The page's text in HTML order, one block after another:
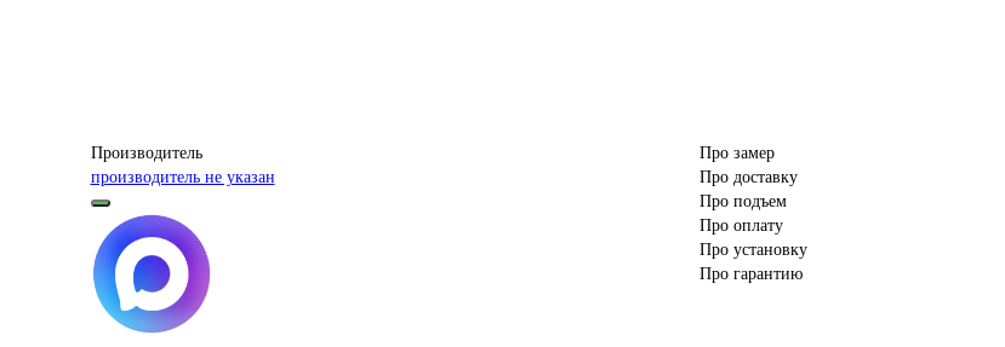
Производитель
производитель не указан
Про замер
Про доставку
Про подъем
Про оплату
Про установку
Про гарантию